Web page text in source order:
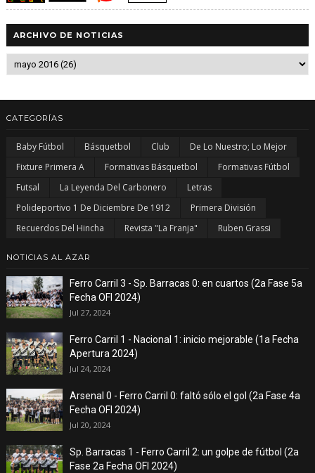
ARCHIVO DE NOTICIAS
CATEGORÍAS
Baby Fútbol Básquetbol Club
De Lo Nuestro; Lo Mejor
Fixture Primera A
Formativas Básquetbol
Formativas Fútbol
Futsal
La Leyenda Del Carbonero
Letras
Polideportivo 1 De Diciembre De 1912
Primera División
Recuerdos Del Hincha
Revista "La Franja" Ruben Grassi
NOTICIAS AL AZAR
Ferro Carril 3 - Sp. Barracas 0: en cuartos (2a Fase 5a
Fecha OFI 2024)
Jul 27, 2024
Ferro Carril 1 - Nacional 1: inicio mejorable (1a Fecha
Apertura 2024)
Jul 24, 2024
Arsenal 0 - Ferro Carril 0: faltó sólo el gol (2a Fase 4a
Fecha OFI 2024)
Jul 20, 2024
Sp. Barracas 1 - Ferro Carril 2: un golpe de fútbol (2a
Fase 2a Fecha OFI 2024)